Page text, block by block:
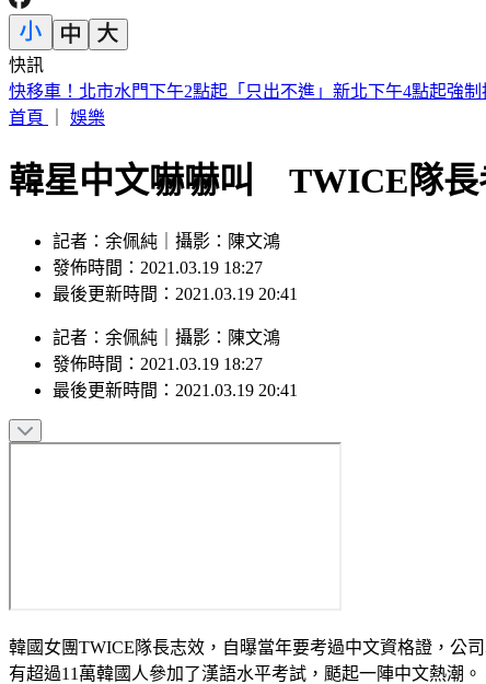
快訊
快移車！北市水門下午2點起「只出不進」新北下午4點起強制
首頁
娛樂
韓星中文嚇嚇叫 TWICE隊長
記者：余佩純｜攝影：陳文鴻
發佈時間：2021.03.19 18:27
最後更新時間：2021.03.19 20:41
記者 ： 余佩純 攝影 ： 陳文鴻
發佈時間： 2021.03.19 18:27
最後更新時間： 2021.03.19 20:41
韓國女團TWICE隊長志效，自曝當年要考過中文資格證，公
有超過11萬韓國人參加了漢語水平考試，颳起一陣中文熱潮。